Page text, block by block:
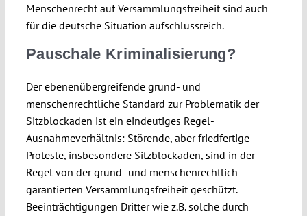
Menschenrecht auf Versammlungsfreiheit sind auch
für die deutsche Situation aufschlussreich.
Pauschale Kriminalisierung?
Der ebenenübergreifende grund- und
menschenrechtliche Standard zur Problematik der
Sitzblockaden ist ein eindeutiges Regel-
Ausnahmeverhältnis: Störende, aber friedfertige
Proteste, insbesondere Sitzblockaden, sind in der
Regel von der grund- und menschenrechtlich
garantierten Versammlungsfreiheit geschützt.
Beeinträchtigungen Dritter wie z.B. solche durch